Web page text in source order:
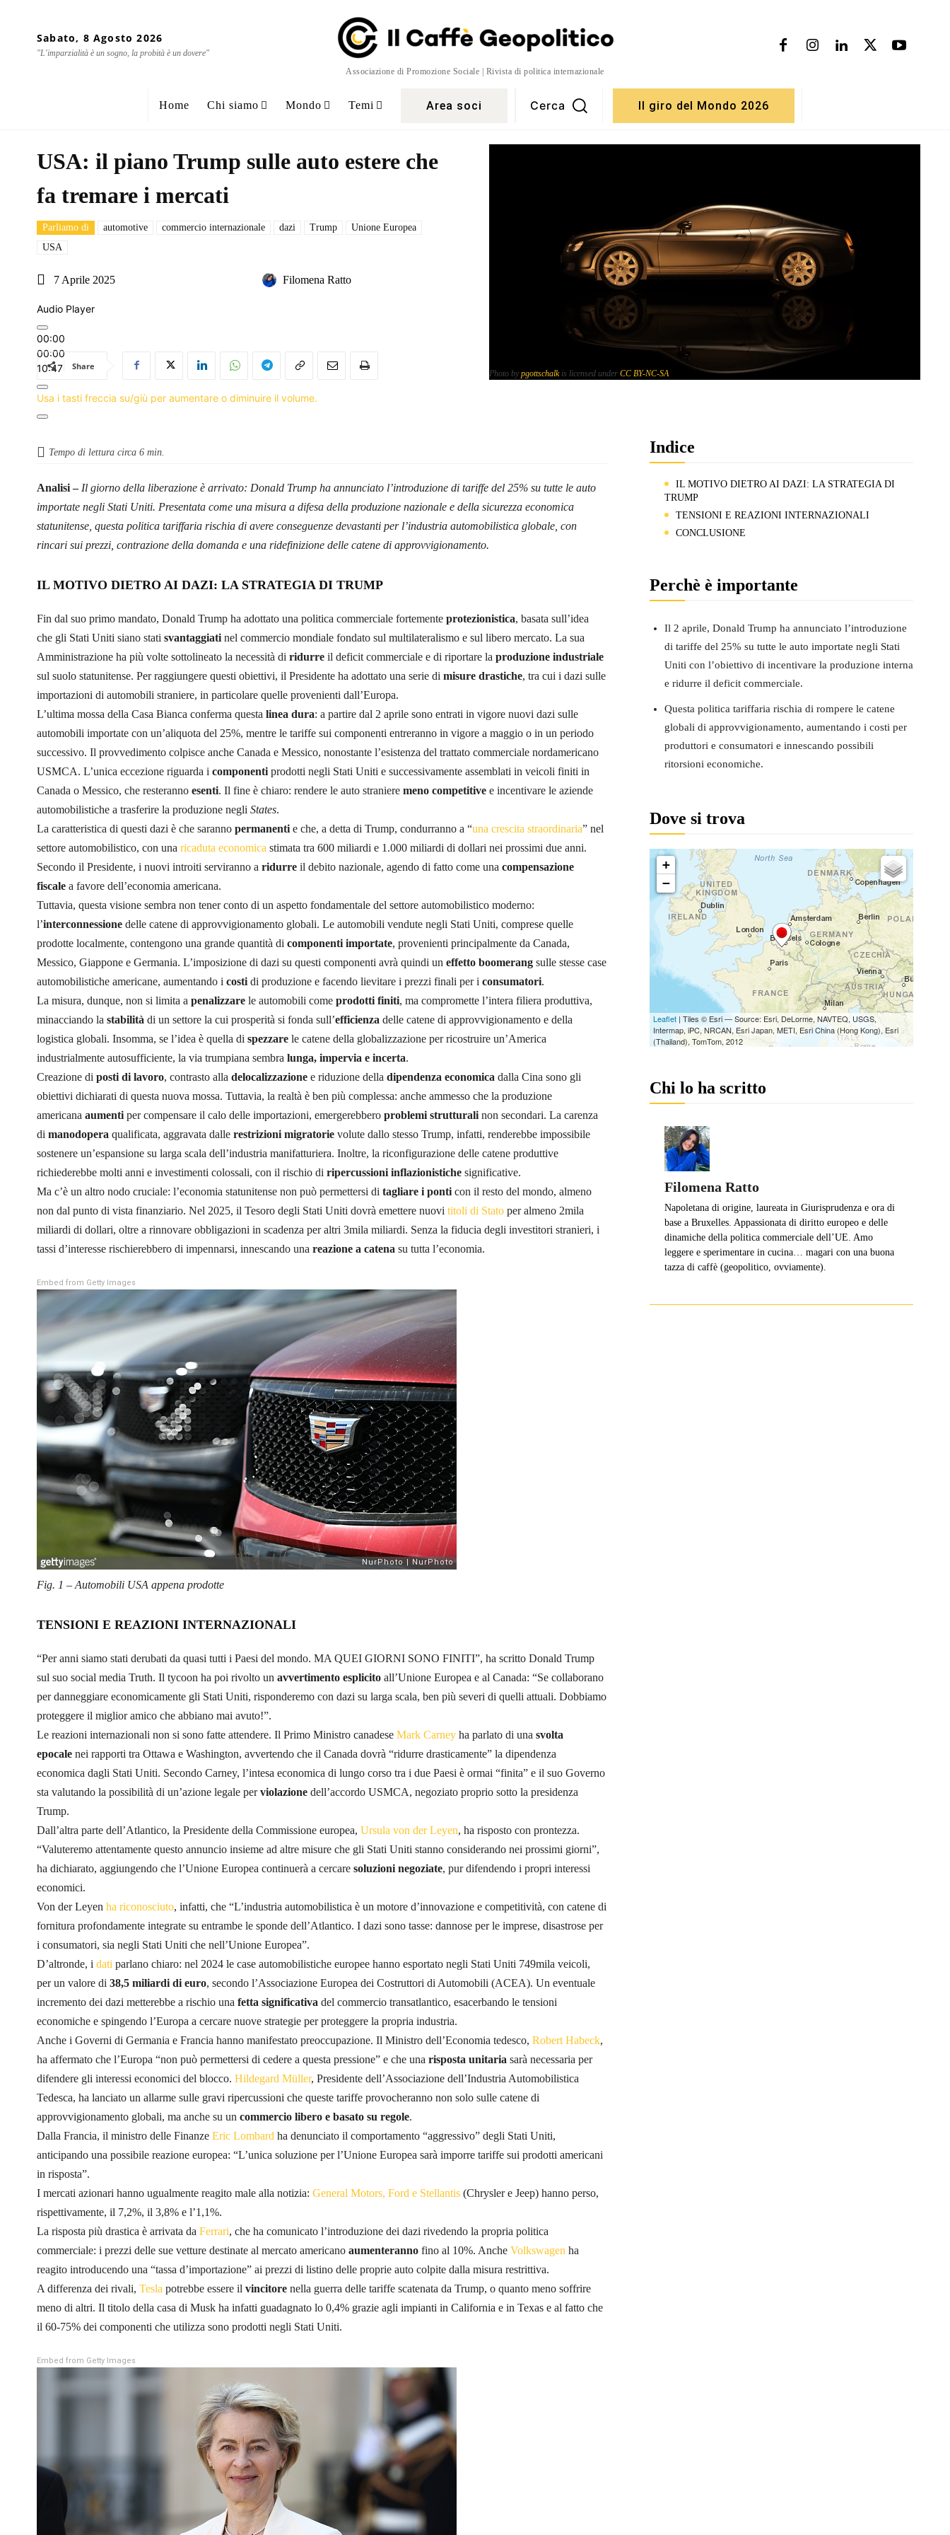
Sabato, 8 Agosto 2026
"L'imparzialità è un sogno, la probità è un dovere"
Associazione di Promozione Sociale | Rivista di politica internazionale
Home Chi siamo Mondo Temi Area soci Cerca Il giro del Mondo 2026
USA: il piano Trump sulle auto estere che
fa tremare i mercati
Parliamo di automotive commercio internazionale dazi Trump
Unione Europea
USA
7 Aprile 2025 Filomena Ratto
Audio Player
00:00
00:00
10:47
Usa i tasti freccia su/giù per aumentare o diminuire il volume.
Share
Photo by pgottschalkis licensed under CC BY-NC-SA
Tempo di lettura circa 6 min.
Analisi –Il giorno della liberazione è arrivato: Donald Trump ha annunciato l’introduzione di tariffe del 25% su tutte le auto
importate negli Stati Uniti. Presentata come una misura a difesa della produzione nazionale e della sicurezza economica
statunitense, questa politica tariffaria rischia di avere conseguenze devastanti per l’industria automobilistica globale, con
rincari sui prezzi, contrazione della domanda e una ridefinizione delle catene di approvvigionamento.
IL MOTIVO DIETRO AI DAZI: LA STRATEGIA DI TRUMP
Fin dal suo primo mandato, Donald Trump ha adottato una politica commerciale fortemente protezionistica, basata sull’idea
che gli Stati Uniti siano stati svantaggiati nel commercio mondiale fondato sul multilateralismo e sul libero mercato. La sua
Amministrazione ha più volte sottolineato la necessità di ridurre il deficit commerciale e di riportare la produzione industriale
sul suolo statunitense. Per raggiungere questi obiettivi, il Presidente ha adottato una serie di misure drastiche, tra cui i dazi sulle
importazioni di automobili straniere, in particolare quelle provenienti dall’Europa.
L’ultima mossa della Casa Bianca conferma questa linea dura: a partire dal 2 aprile sono entrati in vigore nuovi dazi sulle
automobili importate con un’aliquota del 25%, mentre le tariffe sui componenti entreranno in vigore a maggio o in un periodo
successivo. Il provvedimento colpisce anche Canada e Messico, nonostante l’esistenza del trattato commerciale nordamericano
USMCA. L’unica eccezione riguarda i componenti prodotti negli Stati Uniti e successivamente assemblati in veicoli finiti in
Canada o Messico, che resteranno esenti. Il fine è chiaro: rendere le auto straniere meno competitive e incentivare le aziende
automobilistiche a trasferire la produzione negli States.
La caratteristica di questi dazi è che saranno permanenti e che, a detta di Trump, condurranno a “una crescita straordinaria” nel
settore automobilistico, con una ricaduta economica stimata tra 600 miliardi e 1.000 miliardi di dollari nei prossimi due anni.
Secondo il Presidente, i nuovi introiti serviranno a ridurre il debito nazionale, agendo di fatto come una compensazione
fiscale a favore dell’economia americana.
Tuttavia, questa visione sembra non tener conto di un aspetto fondamentale del settore automobilistico moderno:
l’interconnessione delle catene di approvvigionamento globali. Le automobili vendute negli Stati Uniti, comprese quelle
prodotte localmente, contengono una grande quantità di componenti importate, provenienti principalmente da Canada,
Messico, Giappone e Germania. L’imposizione di dazi su questi componenti avrà quindi un effetto boomerang sulle stesse case
automobilistiche americane, aumentando i costi di produzione e facendo lievitare i prezzi finali per i consumatori.
La misura, dunque, non si limita a penalizzare le automobili come prodotti finiti, ma compromette l’intera filiera produttiva,
minacciando la stabilità di un settore la cui prosperità si fonda sull’efficienza delle catene di approvvigionamento e della
logistica globali. Insomma, se l’idea è quella di spezzare le catene della globalizzazione per ricostruire un’America
industrialmente autosufficiente, la via trumpiana sembra lunga, impervia e incerta.
Creazione di posti di lavoro, contrasto alla delocalizzazione e riduzione della dipendenza economica dalla Cina sono gli
obiettivi dichiarati di questa nuova mossa. Tuttavia, la realtà è ben più complessa: anche ammesso che la produzione
americana aumenti per compensare il calo delle importazioni, emergerebbero problemi strutturali non secondari. La carenza
di manodopera qualificata, aggravata dalle restrizioni migratorie volute dallo stesso Trump, infatti, renderebbe impossibile
sostenere un’espansione su larga scala dell’industria manifatturiera. Inoltre, la riconfigurazione delle catene produttive
richiederebbe molti anni e investimenti colossali, con il rischio di ripercussioni inflazionistiche significative.
Ma c’è un altro nodo cruciale: l’economia statunitense non può permettersi di tagliare i ponti con il resto del mondo, almeno
non dal punto di vista finanziario. Nel 2025, il Tesoro degli Stati Uniti dovrà emettere nuovi titoli di Stato per almeno 2mila
miliardi di dollari, oltre a rinnovare obbligazioni in scadenza per altri 3mila miliardi. Senza la fiducia degli investitori stranieri, i
tassi d’interesse rischierebbero di impennarsi, innescando una reazione a catena su tutta l’economia.
Embed from Getty Images
Fig. 1 – Automobili USA appena prodotte
TENSIONI E REAZIONI INTERNAZIONALI
“Per anni siamo stati derubati da quasi tutti i Paesi del mondo. MA QUEI GIORNI SONO FINITI”, ha scritto Donald Trump
sul suo social media Truth. Il tycoon ha poi rivolto un avvertimento esplicito all’Unione Europea e al Canada: “Se collaborano
per danneggiare economicamente gli Stati Uniti, risponderemo con dazi su larga scala, ben più severi di quelli attuali. Dobbiamo
proteggere il miglior amico che abbiano mai avuto!”.
Le reazioni internazionali non si sono fatte attendere. Il Primo Ministro canadese Mark Carney ha parlato di una svolta
epocale nei rapporti tra Ottawa e Washington, avvertendo che il Canada dovrà “ridurre drasticamente” la dipendenza
economica dagli Stati Uniti. Secondo Carney, l’intesa economica di lungo corso tra i due Paesi è ormai “finita” e il suo Governo
sta valutando la possibilità di un’azione legale perviolazione dell’accordo USMCA, negoziato proprio sotto la presidenza
Trump.
Dall’altra parte dell’Atlantico, la Presidente della Commissione europea, Ursula von der Leyen, ha risposto con prontezza.
“Valuteremo attentamente questo annuncio insieme ad altre misure che gli Stati Uniti stanno considerando nei prossimi giorni”,
ha dichiarato, aggiungendo che l’Unione Europea continuerà a cercare soluzioni negoziate, pur difendendo i propri interessi
economici.
Von der Leyen ha riconosciuto, infatti, che “L’industria automobilistica è un motore d’innovazione e competitività, con catene di
fornitura profondamente integrate su entrambe le sponde dell’Atlantico. I dazi sono tasse: dannose per le imprese, disastrose per
i consumatori, sia negli Stati Uniti che nell’Unione Europea”.
D’altronde, i dati parlano chiaro: nel 2024 le case automobilistiche europee hanno esportato negli Stati Uniti 749mila veicoli,
per un valore di 38,5 miliardi di euro, secondo l’Associazione Europea dei Costruttori di Automobili (ACEA). Un eventuale
incremento dei dazi metterebbe a rischio una fetta significativa del commercio transatlantico, esacerbando le tensioni
economiche e spingendo l’Europa a cercare nuove strategie per proteggere la propria industria.
Anche i Governi di Germania e Francia hanno manifestato preoccupazione. Il Ministro dell’Economia tedesco, Robert Habeck,
ha affermato che l’Europa “non può permettersi di cedere a questa pressione” e che una risposta unitaria sarà necessaria per
difendere gli interessi economici del blocco. Hildegard Müller, Presidente dell’Associazione dell’Industria Automobilistica
Tedesca, ha lanciato un allarme sulle gravi ripercussioni che queste tariffe provocheranno non solo sulle catene di
approvvigionamento globali, ma anche su un commercio libero e basato su regole.
Dalla Francia, il ministro delle Finanze Eric Lombard ha denunciato il comportamento “aggressivo” degli Stati Uniti,
anticipando una possibile reazione europea: “L’unica soluzione per l’Unione Europea sarà imporre tariffe sui prodotti americani
in risposta”.
I mercati azionari hanno ugualmente reagito male alla notizia: General Motors, Ford e Stellantis (Chrysler e Jeep) hanno perso,
rispettivamente, il 7,2%, il 3,8% e l’1,1%.
La risposta più drastica è arrivata da Ferrari, che ha comunicato l’introduzione dei dazi rivedendo la propria politica
commerciale: i prezzi delle sue vetture destinate al mercato americano aumenteranno fino al 10%. Anche Volkswagen ha
reagito introducendo una “tassa d’importazione” ai prezzi di listino delle proprie auto colpite dalla misura restrittiva.
A differenza dei rivali, Tesla potrebbe essere il vincitore nella guerra delle tariffe scatenata da Trump, o quanto meno soffrire
meno di altri. Il titolo della casa di Musk ha infatti guadagnato lo 0,4% grazie agli impianti in California e in Texas e al fatto che
il 60-75% dei componenti che utilizza sono prodotti negli Stati Uniti.
Embed from Getty Images
Indice
IL MOTIVO DIETRO AI DAZI: LA STRATEGIA DI
TRUMP
TENSIONI E REAZIONI INTERNAZIONALI
CONCLUSIONE
Perchè è importante
Il 2 aprile, Donald Trump ha annunciato l’introduzione
di tariffe del 25% su tutte le auto importate negli Stati
Uniti con l’obiettivo di incentivare la produzione interna
e ridurre il deficit commerciale.
Questa politica tariffaria rischia di rompere le catene
globali di approvvigionamento, aumentando i costi per
produttori e consumatori e innescando possibili
ritorsioni economiche.
Dove si trova
Chi lo ha scritto
Filomena Ratto
Napoletana di origine, laureata in Giurisprudenza e ora di
base a Bruxelles. Appassionata di diritto europeo e delle
dinamiche della politica commerciale dell’UE. Amo
leggere e sperimentare in cucina… magari con una buona
tazza di caffè (geopolitico, ovviamente).